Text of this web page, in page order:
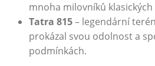
mnoha milovníků klasických
Tatra 815– legendární
prokázal svou odolnost a
podmínkách.